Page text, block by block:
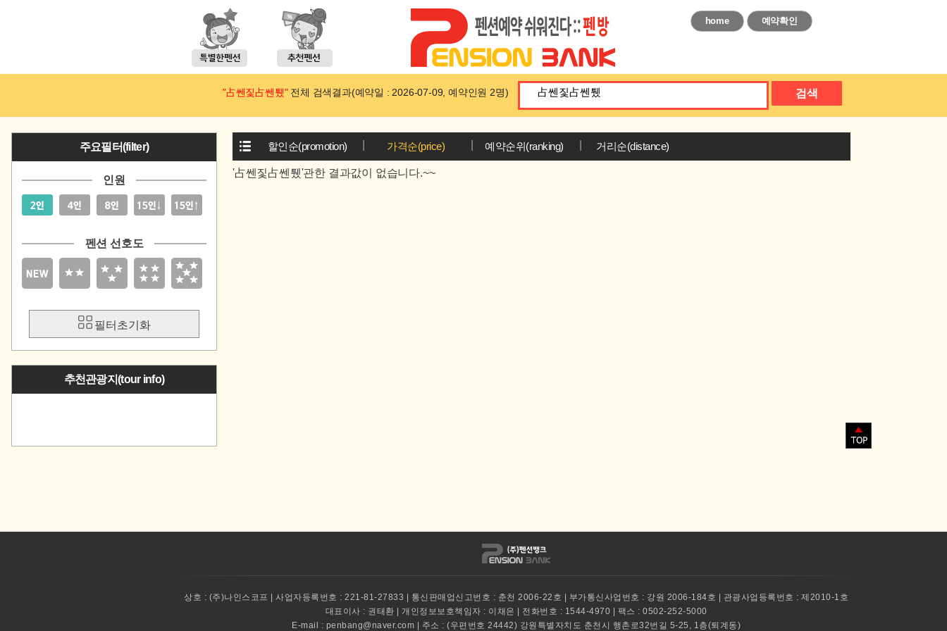
home 예약확인
"占쎈짗占쎈퉸"전체 검색결과(예약일 : 2026-07-09, 예약인원 2명) 검색
주요필터(filter)
인원
펜션 선호도
필터초기화
추천관광지(tour info)
할인순(promotion) 가격순(price) 예약순위(ranking) 거리순(distance)
'占쎈짗占쎈퉸'관한 결과값이 없습니다.~~
상호 : (주)나인스코프 | 사업자등록번호 : 221-81-27833 | 통신판매업신고번호 : 춘천 2006-22호 | 부가통신사업번호 : 강원 2006-184호 | 관광사업등록번호 : 제2010-1호
대표이사 : 권태환 | 개인정보보호책임자 : 이채은 | 전화번호 : 1544-4970 | 팩스 : 0502-252-5000
E-mail : penbang@naver.com | 주소 : (우편번호 24442) 강원특별자치도 춘천시 행촌로32번길 5-25, 1층(퇴계동)